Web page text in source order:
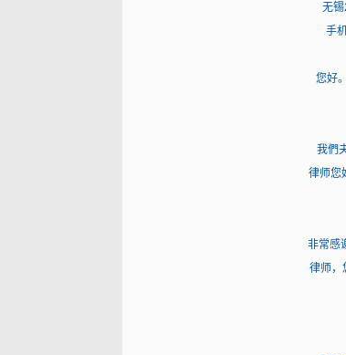
无
手
您好
我們
律师您
非常感
律师，